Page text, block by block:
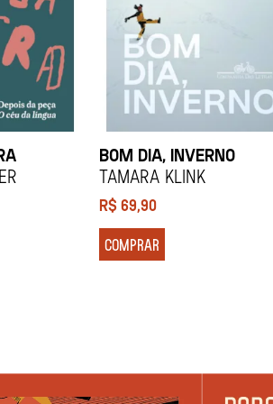
BOM DIA, INVERNO
Tamara Klink
R$69,90
COMPRAR